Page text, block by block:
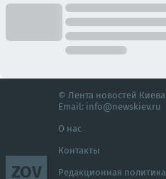
ZOV
© Лента новостей Киева
Email: info@newskiev.ru
О нас
Контакты
Редакционная политика